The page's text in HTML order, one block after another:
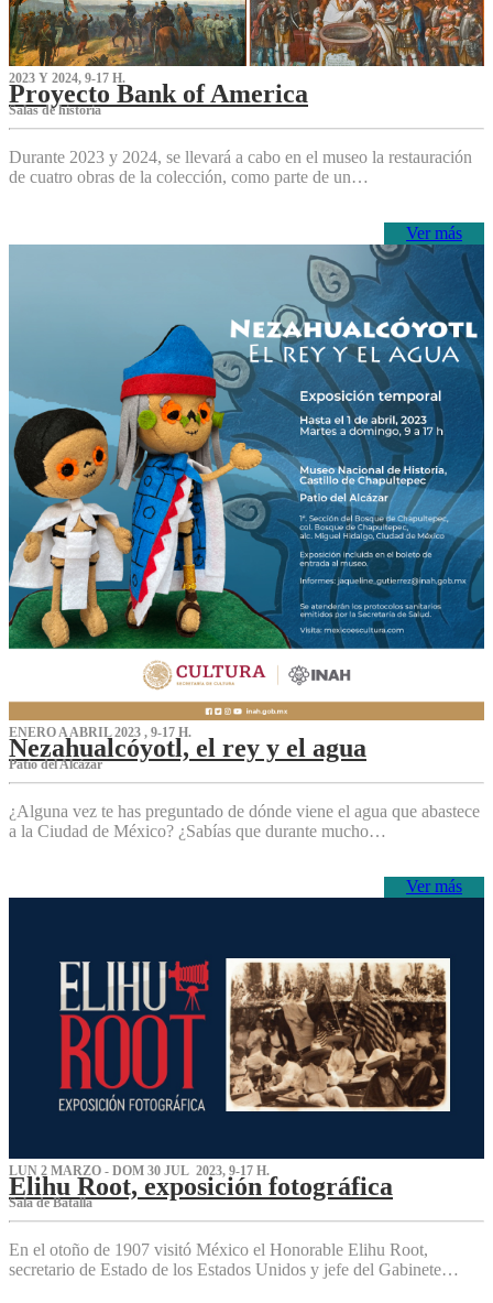
2023 Y 2024, 9-17 H.
Proyecto Bank of America
S‌alas de historia
Durante 2023 y 2024, se llevará a cabo en el museo la restauración
de cuatro obras de la colección, como parte de un…
Ver más
ENERO A ABRIL 2023 , 9-17 H.
Nezahualcóyotl, el rey y el agua
Patio del Alcázar
¿Alguna vez te has preguntado de dónde viene el agua que abastece
a la Ciudad de México? ¿Sabías que durante mucho…
Ver más
LUN 2 MARZO - DOM 30 JUL 2023, 9-17 H.
Elihu Root, exposición fotográfica
Sala de Batalla
En el otoño de 1907 visitó México el Honorable Elihu Root,
secretario de Estado de los Estados Unidos y jefe del Gabinete…